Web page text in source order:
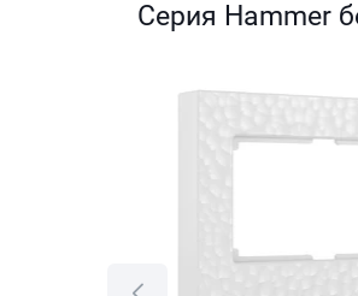
Серия Hammer